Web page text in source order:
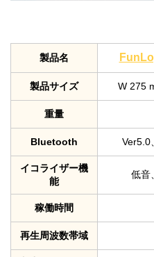
製品名
製品サイズ W 275
重量
Bluetooth Ver5.0
イコライザー機
能
低音
稼働時間
再生周波数帯域